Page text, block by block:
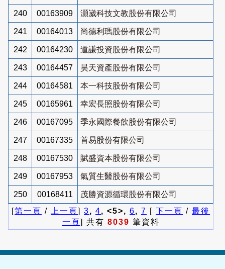
240 00163909 灝崴科技文教股份有限公司
241 00164013 尚德利瑪股份有限公司
242 00164230 道謙投資股份有限公司
243 00164457 昊天資產股份有限公司
244 00164581 本一科技股份有限公司
245 00165961 幸宏長照股份有限公司
246 00167095 季永國際餐飲股份有限公司
247 00167335 首易股份有限公司
248 00167530 賦盛資本股份有限公司
249 00167953 氣質生醫股份有限公司
250 00168411
茂勝資源循環股份有限公司
[第一頁 / 上一頁] 3, 4, <5>, 6, 7 [ 下一頁 / 最後
一頁] 共有 8039 筆資料